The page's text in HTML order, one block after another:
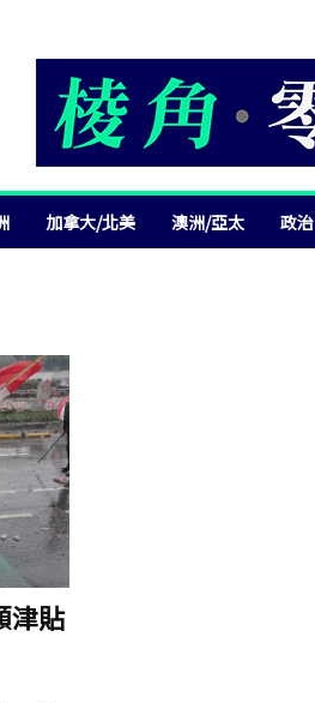
加拿大/北美 澳洲/亞太 政治
津貼